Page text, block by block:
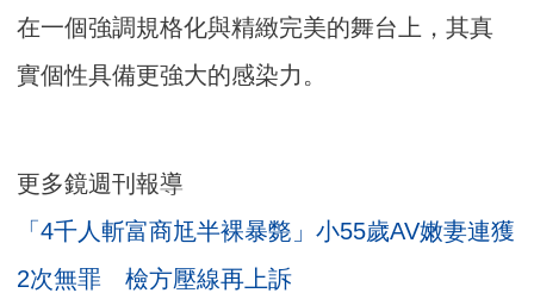
在一個強調規格化與精緻完美的舞台上，其真
實個性具備更強大的感染力。
更多鏡週刊報導
「4千人斬富商尪半裸暴斃」小55歲AV嫩妻連獲
2次無罪 檢方壓線再上訴